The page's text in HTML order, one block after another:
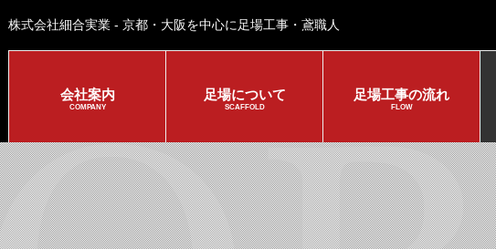
株式会社細合実業 - 京都・大阪を中心に足場工事・鳶職人
会社案内
COMPANY
足場について
SCAFFOLD
足場工事の流れ
FLOW